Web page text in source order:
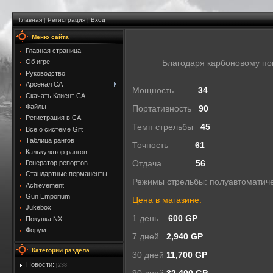
Главная|Регистрация|Вход
Меню сайта
Главная страница
Об игре
Руководство
Арсенал CA
Скачать Клиент CA
Файлы
Регистрация в CA
Все о системе Gift
Таблица рангов
Калькулятор рангов
Генератор репортов
Стандартные перманенты
Achievement
Gun Emporium
Jukebox
Покупка NX
Форум
Категории раздела
Новости: [238]
Благодаря карбоновому
Мощность 34
Портативность 90
Темп стрельбы 45
Точность 61
Отдача 56
Режимы стрельбы:
Цена в магазине:
1 день
600 GP
7 дней 2,940 GP
30 дней 11,700 GP